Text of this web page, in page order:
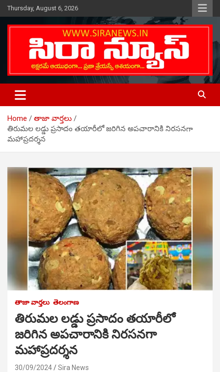
Skip
to
content
Thursday, August 6, 2026
SIRA NEWS
Telugu Online News Daily
Home
తాజా వార్తలు
తిరుమల లడ్డు ప్రసాదం తయారీలో జరిగిన అపచారానికి నిరసనగా
మహాప్రదర్శన
తాజా వార్తలు తెలంగాణ
తిరుమల లడ్డు ప్రసాదం తయారీలో
జరిగిన అపచారానికి నిరసనగా
మహాప్రదర్శన
30/09/2024
Sira News